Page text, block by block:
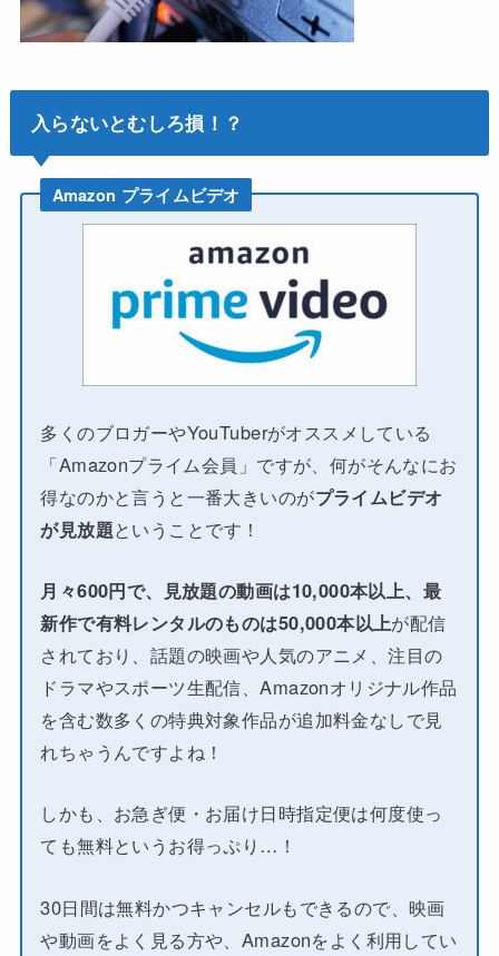
入らないとむしろ損！？
Amazon プライムビデオ
多くのブロガーやYouTuberがオススメしている
「Amazonプライム会員」ですが、何がそんなにお
得なのかと言うと一番大きいのがプライムビデオ
が見放題ということです！
月々600円で、見放題の動画は10,000本以上、最
新作で有料レンタルのものは50,000本以上が配信
されており、話題の映画や人気のアニメ、注目の
ドラマやスポーツ生配信、Amazonオリジナル作品
を含む数多くの特典対象作品が追加料金なしで見
れちゃうんですよね！
しかも、お急ぎ便・お届け日時指定便は何度使っ
ても無料というお得っぷり…！
30日間は無料かつキャンセルもできるので、映画
や動画をよく見る方や、Amazonをよく利用してい